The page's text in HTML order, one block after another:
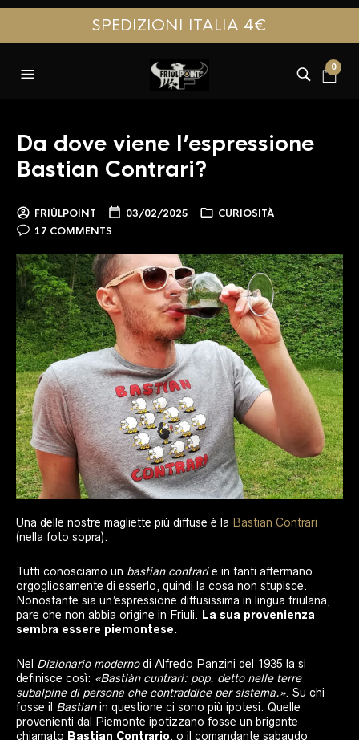
SPEDIZIONI ITALIA 4€
0
Da dove viene l’espressione
Bastian Contrari?
FRIÛLPOINT 03/02/2025
CURIOSITÀ
17 COMMENTS
Una delle nostre magliette più diffuse è la Bastian Contrari
(nella foto sopra).
Tutti conosciamo un bastian contrarie in tanti affermano
orgogliosamente di esserlo, quindi la cosa non stupisce.
Nonostante sia un’espressione diffusissima in lingua friulana,
pare che non abbia origine in Friuli. La sua provenienza
sembra essere piemontese.
Nel Dizionario modernodi Alfredo Panzini del 1935 la si
definisce così: «Bastiàn cuntrari: pop. detto nelle terre
subalpine di persona che contraddice per sistema.». Su chi
fosse il Bastianin questione ci sono più ipotesi. Quelle
provenienti dal Piemonte ipotizzano fosse un brigante
chiamato Bastian Contrario, o il comandante sabaudo